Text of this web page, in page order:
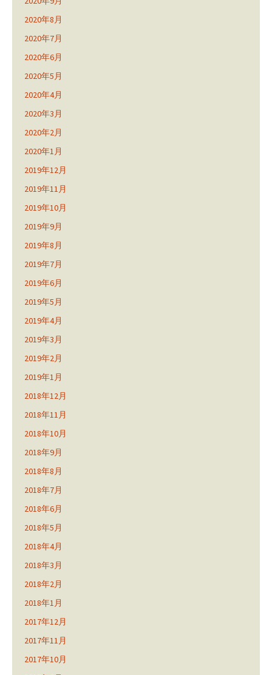
2020年8月
2020年7月
2020年6月
2020年5月
2020年4月
2020年3月
2020年2月
2020年1月
2019年12月
2019年11月
2019年10月
2019年9月
2019年8月
2019年7月
2019年6月
2019年5月
2019年4月
2019年3月
2019年2月
2019年1月
2018年12月
2018年11月
2018年10月
2018年9月
2018年8月
2018年7月
2018年6月
2018年5月
2018年4月
2018年3月
2018年2月
2018年1月
2017年12月
2017年11月
2017年10月